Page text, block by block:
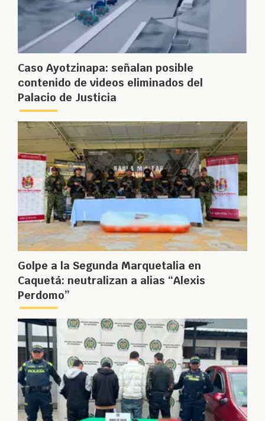
Caso Ayotzinapa: señalan posible
contenido de videos eliminados del
Palacio de Justicia
Golpe a la Segunda Marquetalia en
Caquetá: neutralizan a alias “Alexis
Perdomo”